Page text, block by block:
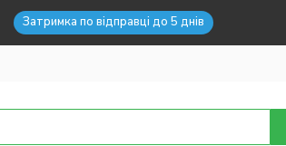
Затримка по відправці до 5 днів